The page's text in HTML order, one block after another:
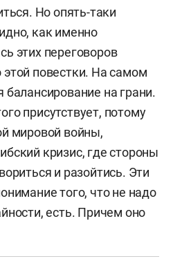
Но опять-таки
как именно
этих переговоров
повестки. На самом
балансирование на грани.
присутствует, потому
мировой войны,
кризис, где стороны
и разойтись. Эти
того, что не надо
есть. Причем оно